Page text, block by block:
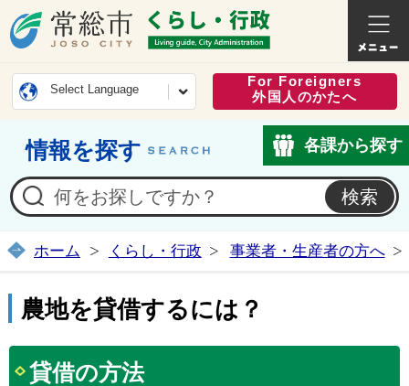
常総市公式ホームページ
くらし
Select Language
For Foreigners
外国人のかたへ
情報を探す 各課から探す
ホーム くらし・行政 事業者・生産者の方へ
農地を貸借するには？
貸借の方法